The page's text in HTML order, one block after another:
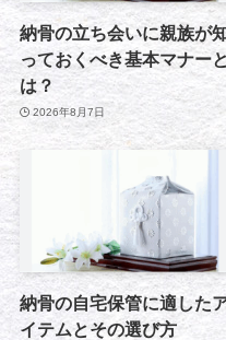
納骨の立ち会いに親族が
っておくべき基本マナー
は？
2026年8月7日
納骨の自宅保管に適した
イテムとその選び方